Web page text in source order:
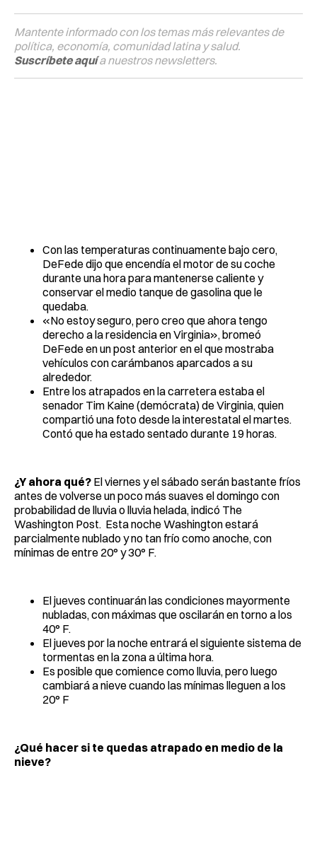
Mantente informado con los temas más relevantes de
política, economía, comunidad latina y salud.
Suscríbete aquía nuestros newsletters.
Con las temperaturas continuamente bajo cero,
DeFede dijo que encendía el motor de su coche
durante una hora para mantenerse caliente y
conservar el medio tanque de gasolina que le
quedaba.
«No estoy seguro, pero creo que ahora tengo
derecho a la residencia en Virginia», bromeó
DeFede en un post anterior en el que mostraba
vehículos con carámbanos aparcados a su
alrededor.
Entre los atrapados en la carretera estaba el
senador Tim Kaine (demócrata) de Virginia, quien
compartió una foto desde la interestatal el martes.
Contó que ha estado sentado durante 19 horas.
¿Y ahora qué? El viernes y el sábado serán bastante fríos
antes de volverse un poco más suaves el domingo con
probabilidad de lluvia o lluvia helada, indicó The
Washington Post. Esta noche Washington estará
parcialmente nublado y no tan frío como anoche, con
mínimas de entre 20° y 30° F.
El jueves continuarán las condiciones mayormente
nubladas, con máximas que oscilarán en torno a los
40° F.
El jueves por la noche entrará el siguiente sistema de
tormentas en la zona a última hora.
Es posible que comience como lluvia, pero luego
cambiará a nieve cuando las mínimas lleguen a los
20° F
¿Qué hacer si te quedas atrapado en medio de la
nieve?